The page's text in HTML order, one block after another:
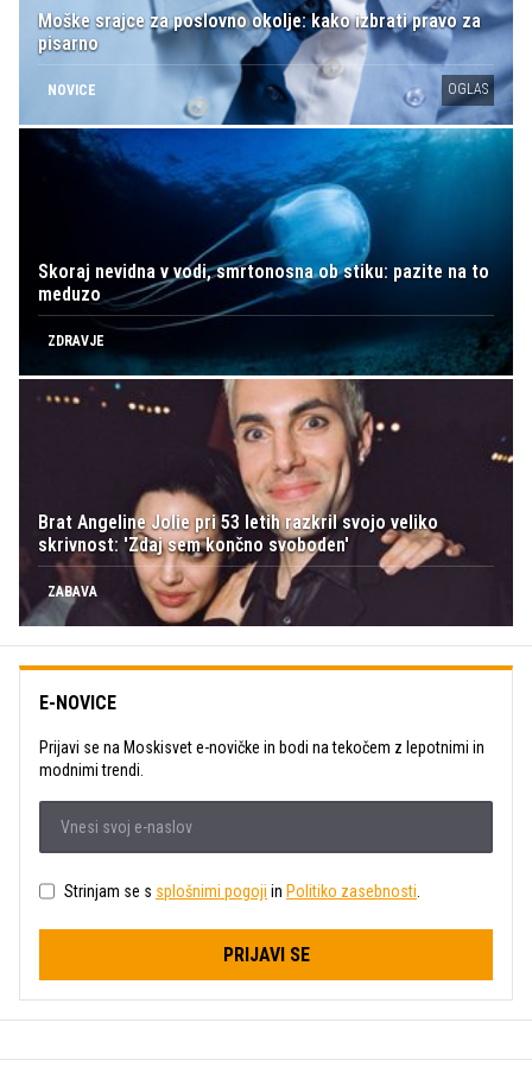
Moške srajce za poslovno okolje: kako izbrati pravo za
pisarno
NOVICE OGLAS
Skoraj nevidna v vodi, smrtonosna ob stiku: pazite na to
meduzo
ZDRAVJE
Brat Angeline Jolie pri 53 letih razkril svojo veliko
skrivnost: 'Zdaj sem končno svoboden'
ZABAVA
E-NOVICE
Prijavi se na Moskisvet e-novičke in bodi na tekočem z lepotnimi in
modnimi trendi.
Strinjam se s splošnimi pogoji in Politiko zasebnosti
PRIJAVI SE